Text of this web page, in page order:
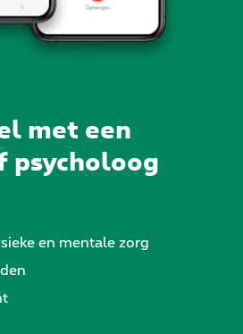
met een
psycholoog
en mentale zorg